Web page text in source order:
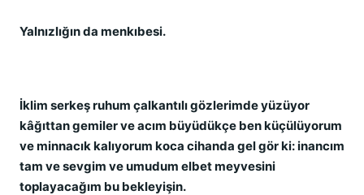
Yalnızlığın da menkıbesi.
İklim serkeş ruhum çalkantılı gözlerimde yüzüyor
kâğıttan gemiler ve acım büyüdükçe ben küçülüyorum
ve minnacık kalıyorum koca cihanda gel gör ki: inancım
tam ve sevgim ve umudum elbet meyvesini
toplayacağım bu bekleyişin.